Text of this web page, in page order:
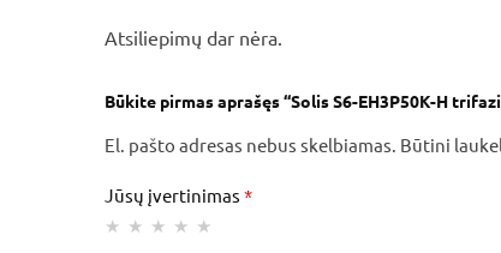
Atsiliepimų dar nėra.
Būkite pirmas aprašęs “Solis S6-EH3P50K-H
El. pašto adresas nebus skelbiamas. Būtini
Jūsų įvertinimas*